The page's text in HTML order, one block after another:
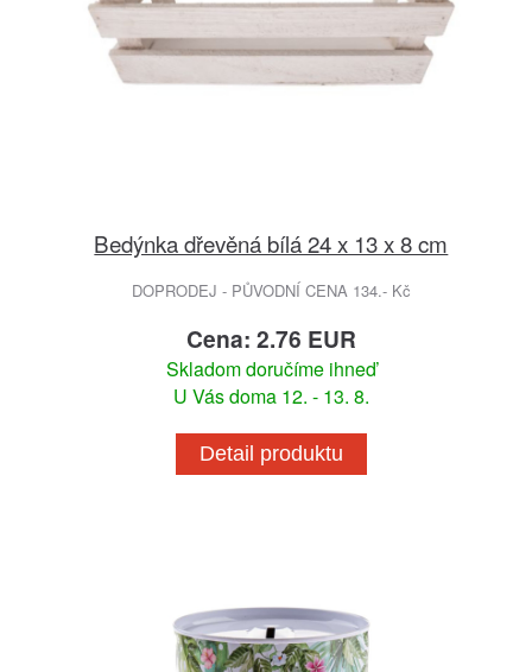
Bedýnka dřevěná bílá 24 x 13 x 8 cm
DOPRODEJ - PŮVODNÍ CENA 134.- Kč
Cena: 2.76 EUR
Skladom doručíme ihneď
U Vás doma 12. - 13. 8.
Detail produktu